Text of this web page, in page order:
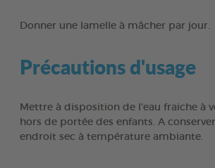
Donner une lamelle à mâcher par jour.
Précautions d'usage
Mettre à disposition de l’eau fraiche à
hors de portée des enfants. A
endroit sec à température ambiante.